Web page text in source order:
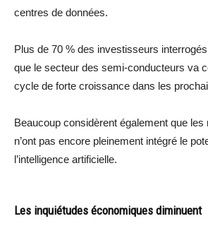
centres de données.
Plus de 70 % des investisseurs
que le secteur des semi-conducteurs va
cycle de forte croissance dans les
Beaucoup considèrent également que
n’ont pas encore pleinement intégré le
l’intelligence artificielle.
Les inquiétudes économiques diminuent